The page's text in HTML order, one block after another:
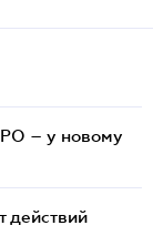
– у новому
действий